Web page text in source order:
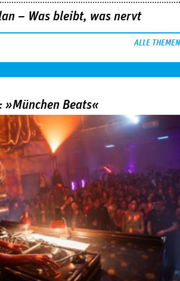
– Was bleibt, was nervt
ALLE THEMEN
»München Beats«